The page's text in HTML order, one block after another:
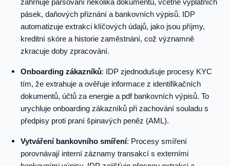
zahrnuje parsování několika dokumentů, včetně výplatních
pásek, daňových přiznání a bankovních výpisů. IDP
automatizuje extrakci klíčových údajů, jako jsou příjmy,
kreditní skóre a historie zaměstnání, což významně
zkracuje doby zpracování.
Onboarding zákazníků: IDP zjednodušuje procesy KYC
tím, že extrahuje a ověřuje informace z identifikačních
dokumentů, účtů za energie a pdf bankovních výpisů. To
urychluje onboarding zákazníků při zachování souladu s
předpisy proti praní špinavých peněz (AML).
Vytváření bankovního smíření: Procesy smíření
porovnávají interní záznamy transakcí s externími